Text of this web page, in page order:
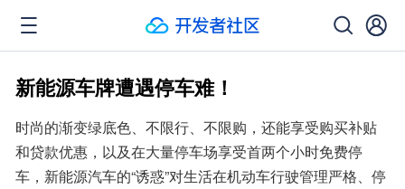
新能源车牌遭遇停车难！
时尚的渐变绿底色、不限行、不限购，还能享受购买补贴
和贷款优惠，以及在大量停车场享受首两个小时免费停
车，新能源汽车的“诱惑”对生活在机动车行驶管理严格、停